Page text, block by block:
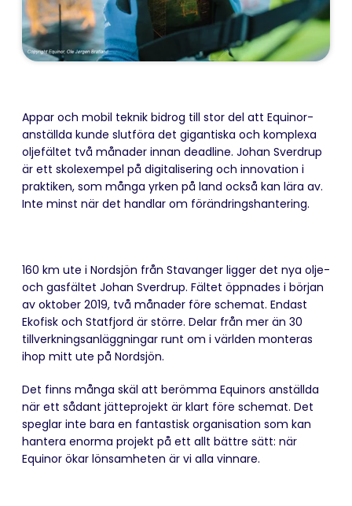
Appar och mobil teknik bidrog till stor del att Equinor-
anställda kunde slutföra det gigantiska och komplexa
oljefältet två månader innan deadline. Johan Sverdrup
är ett skolexempel på digitalisering och innovation i
praktiken, som många yrken på land också kan lära av.
Inte minst när det handlar om förändringshantering.
160 km ute i Nordsjön från Stavanger ligger det nya olje-
och gasfältet Johan Sverdrup. Fältet öppnades i början
av oktober 2019, två månader före schemat. Endast
Ekofisk och Statfjord är större. Delar från mer än 30
tillverkningsanläggningar runt om i världen monteras
ihop mitt ute på Nordsjön.
Det finns många skäl att berömma Equinors anställda
när ett sådant jätteprojekt är klart före schemat. Det
speglar inte bara en fantastisk organisation som kan
hantera enorma projekt på ett allt bättre sätt: när
Equinor ökar lönsamheten är vi alla vinnare.